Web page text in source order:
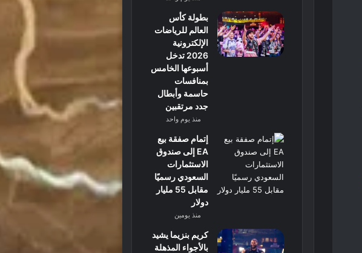
بطولة كأس
العالم للرياضات
الإلكترونية
2026 تدخل
أسبوعها الخامس
بمنافسات
حاسمة وأبطال
جدد مرتقبين
منذ يوم واحد
إتمام صفقة بيع
EA إلى صندوق
الاستثمارات
السعودي رسميًا
مقابل 55 مليار
دولار
منذ يومين
كريم بنزيما يشيد
بالأجواء المذهلة